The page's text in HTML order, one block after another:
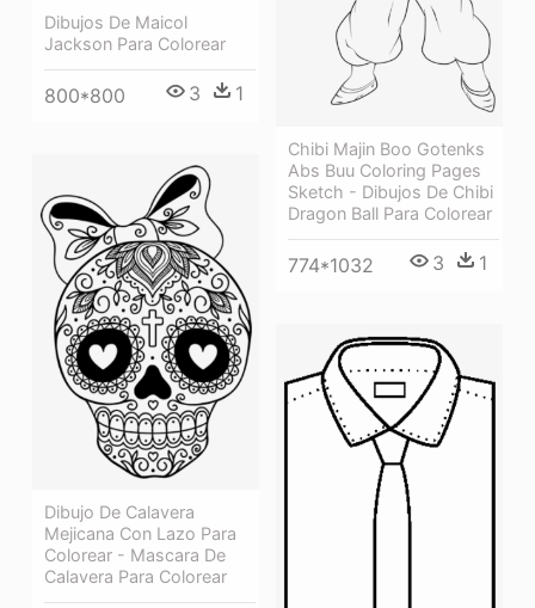
Dibujos De Maicol
Jackson Para Colorear
800*800 3 1
Chibi Majin Boo Gotenks
Abs Buu Coloring Pages
Sketch - Dibujos De Chibi
Dragon Ball Para Colorear
774*1032 3 1
Dibujo De Calavera
Mejicana Con Lazo Para
Colorear - Mascara De
Calavera Para Colorear